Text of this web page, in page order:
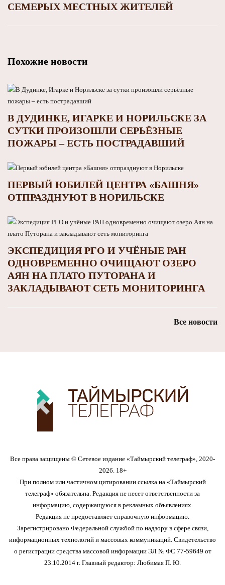
СЕМЕРЫХ МЕСТНЫХ ЖИТЕЛЕЙ
Похожие новости
В ДУДИНКЕ, ИГАРКЕ И НОРИЛЬСКЕ ЗА
СУТКИ ПРОИЗОШЛИ СЕРЬЁЗНЫЕ
ПОЖАРЫ – ЕСТЬ ПОСТРАДАВШИЙ
ПЕРВЫЙ ЮБИЛЕЙ ЦЕНТРА «БАШНЯ»
ОТПРАЗДНУЮТ В НОРИЛЬСКЕ
ЭКСПЕДИЦИЯ РГО И УЧЁНЫЕ РАН
ОДНОВРЕМЕННО ОЧИЩАЮТ ОЗЕРО
АЯН НА ПЛАТО ПУТОРАНА И
ЗАКЛАДЫВАЮТ СЕТЬ МОНИТОРИНГА
Все новости
Все права защищены © Сетевое издание «Таймырский телеграф», 2020-
2026. 18+
При полном или частичном цитировании ссылка на «Таймырский
телеграф» обязательна. Редакция не несет ответственности за
информацию, содержащуюся в рекламных объявлениях.
Редакция не предоставляет справочную информацию.
Зарегистрировано Федеральной службой по надзору в сфере связи,
информационных технологий и массовых коммуникаций. Свидетельство
о регистрации средства массовой информации ЭЛ № ФС 77-59649 от
23.10.2014 г. Главный редактор: Любимая П. Ю.